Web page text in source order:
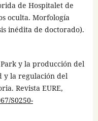
de Hospitalet de
oculta. Morfología
inédita de doctorado).
y la producción del
y la regulación del
Revista EURE,
S0250-